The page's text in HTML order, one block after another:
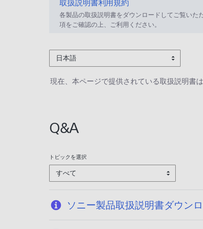
取扱説明書利用規約
各製品の取扱説明書をダウンロードしてご覧いた
項をご確認の上、ご利用ください。
日本語
現在、本ページで提供されている取扱説明書は
Q&A
トピックを選択
すべて
ソニー製品取扱説明書ダウン